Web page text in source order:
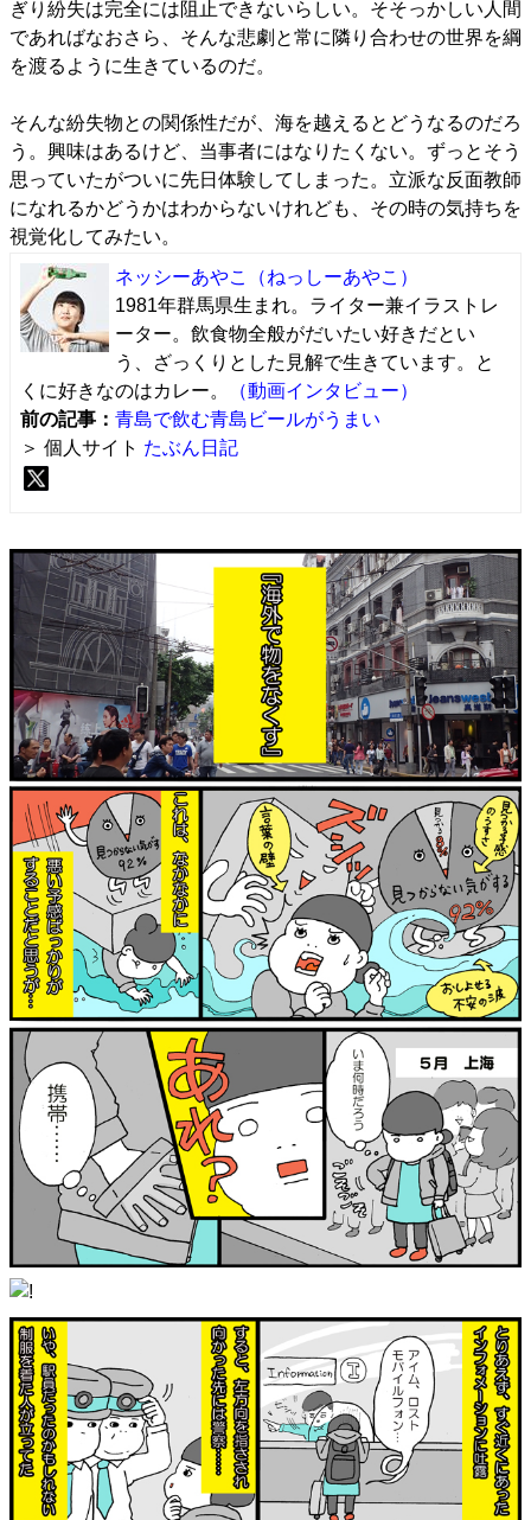
ぎり紛失は完全には阻止できないらしい。そそっかしい人間
であればなおさら、そんな悲劇と常に隣り合わせの世界を綱
を渡るように生きているのだ。
そんな紛失物との関係性だが、海を越えるとどうなるのだろ
う。興味はあるけど、当事者にはなりたくない。ずっとそう
思っていたがついに先日体験してしまった。立派な反面教師
になれるかどうかはわからないけれども、その時の気持ちを
視覚化してみたい。
ネッシーあやこ
（ねっしーあやこ）
1981年群馬県生まれ。ライター兼イラストレ
ーター。飲食物全般がだいたい好きだとい
う、ざっくりとした見解で生きています。と
くに好きなのはカレー。
（動画インタビュー）
前の記事： 青島で飲む青島ビールがうまい
＞ 個人サイト たぶん日記